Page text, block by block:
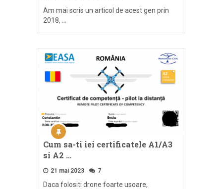
Am mai scris un articol de acest gen prin
2018, …
Cum sa-ti iei certificatele A1/A3
si A2 …
21 mai 2023 7
Daca folositi drone foarte usoare,